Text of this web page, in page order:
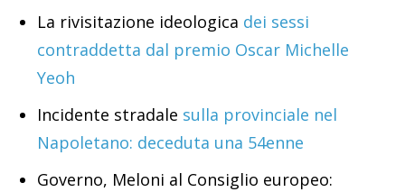
La rivisitazione ideologica dei sessi
contraddetta dal premio Oscar Michelle
Yeoh
Incidente stradale sulla provinciale nel
Napoletano: deceduta una 54enne
Governo, Meloni al Consiglio europeo: